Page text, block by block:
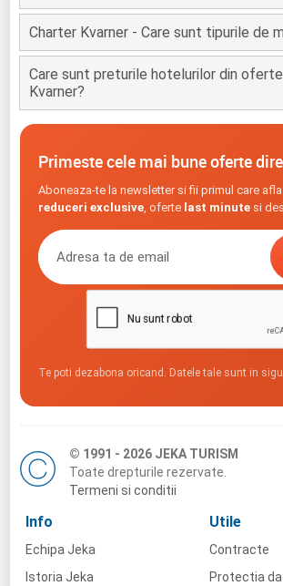
Charter Kvarner - Care sunt tipurile de
Care sunt preturile hotelurilor din
Kvarner?
Primeste cele mai bune oferte
Aboneaza-te la newsletter si fii primul care
reduceri exclusive, oferte last minutesi
Te poti dezabona oricand. Datele tale sunt in
© 1991 - 2026 JEKA TURISM
Toate drepturile rezervate.
Termeni si conditii
Info
Echipa Jeka
Istoria Jeka
Utile
Contracte
Protectia